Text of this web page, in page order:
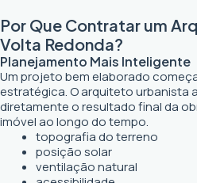
Por Que Contratar um
Volta Redonda?
Planejamento Mais Inteligente
Um projeto bem elaborado
estratégica. O arquiteto urbanista
diretamente o resultado final da
imóvel ao longo do tempo.
topografia do terreno
posição solar
ventilação natural